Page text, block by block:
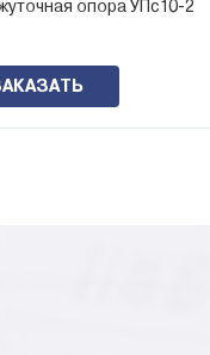
опора УПс10-2